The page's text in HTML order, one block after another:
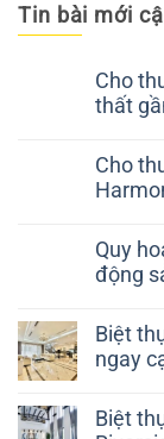
Tin bài mới
Cho
thất
Cho
Quy
động
Biệt
ngay
Biệt